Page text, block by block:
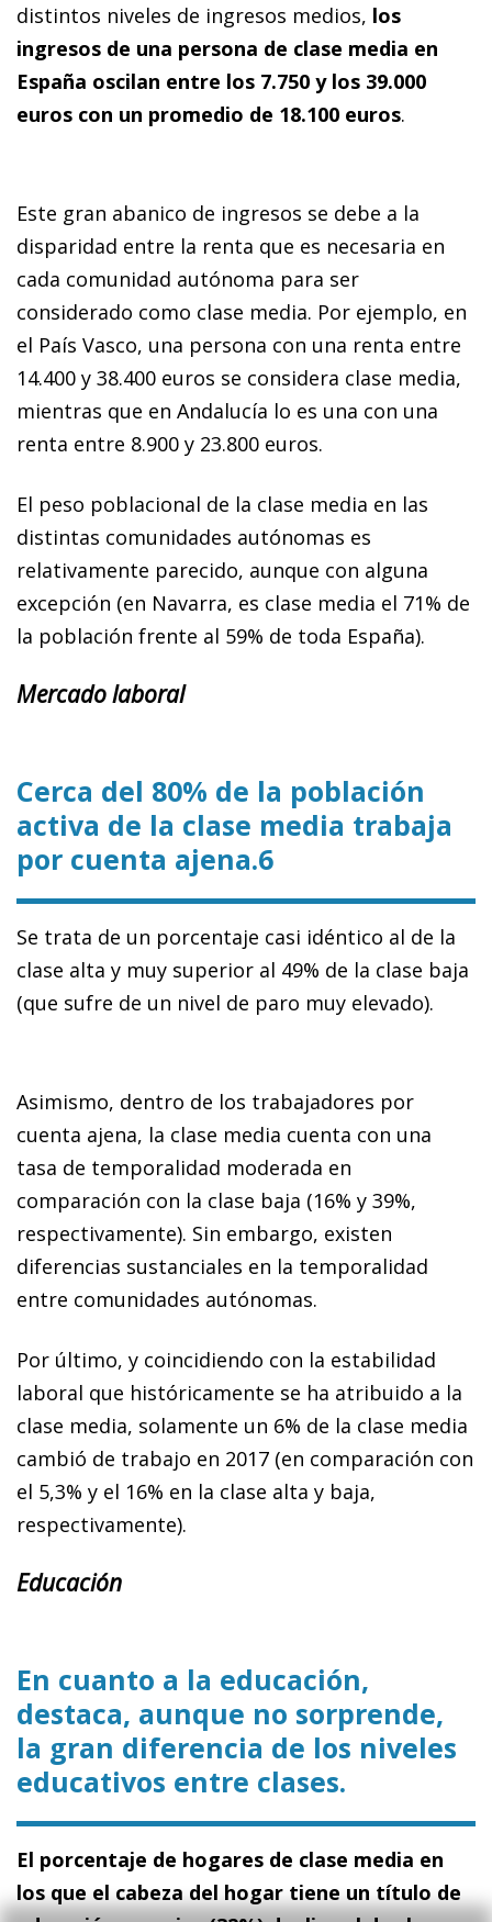
distintos niveles de ingresos medios, los
ingresos de una persona de clase media en
España oscilan entre los 7.750 y los 39.000
euros con un promedio de 18.100 euros.
Este gran abanico de ingresos se debe a la
disparidad entre la renta que es necesaria en
cada comunidad autónoma para ser
considerado como clase media. Por ejemplo, en
el País Vasco, una persona con una renta entre
14.400 y 38.400 euros se considera clase media,
mientras que en Andalucía lo es una con una
renta entre 8.900 y 23.800 euros.
El peso poblacional de la clase media en las
distintas comunidades autónomas es
relativamente parecido, aunque con alguna
excepción (en Navarra, es clase media el 71% de
la población frente al 59% de toda España).
Mercado laboral
Cerca del 80% de la población
activa de la clase media trabaja
por cuenta ajena.6
Se trata de un porcentaje casi idéntico al de la
clase alta y muy superior al 49% de la clase baja
(que sufre de un nivel de paro muy elevado).
Asimismo, dentro de los trabajadores por
cuenta ajena, la clase media cuenta con una
tasa de temporalidad moderada en
comparación con la clase baja (16% y 39%,
respectivamente). Sin embargo, existen
diferencias sustanciales en la temporalidad
entre comunidades autónomas.
Por último, y coincidiendo con la estabilidad
laboral que históricamente se ha atribuido a la
clase media, solamente un 6% de la clase media
cambió de trabajo en 2017 (en comparación con
el 5,3% y el 16% en la clase alta y baja,
respectivamente).
Educación
En cuanto a la educación,
destaca, aunque no sorprende,
la gran diferencia de los niveles
educativos entre clases.
El porcentaje de hogares de clase media en
los que el cabeza del hogar tiene un título de